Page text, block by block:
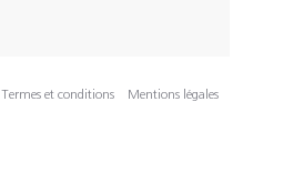
Termes et conditions Mentions légales